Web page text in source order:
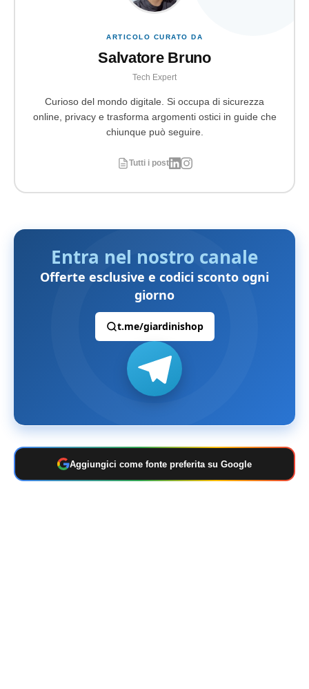
ARTICOLO CURATO DA
Salvatore Bruno
Tech Expert
Curioso del mondo digitale. Si occupa di sicurezza
online, privacy e trasforma argomenti ostici in guide che
chiunque può seguire.
Tutti i post
Entra nel nostro canale
Offerte esclusive e codici sconto ogni
giorno
t.me/giardinishop
Aggiungici come fonte preferita su Google